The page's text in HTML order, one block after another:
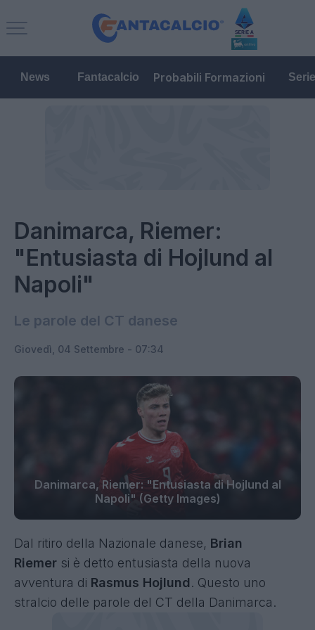
News Fantacalcio Probabili Formazioni
Danimarca, Riemer:
"Entusiasta di Hojlund al
Napoli"
Le parole del CT danese
Giovedì, 04 Settembre - 07:34
Danimarca, Riemer: "Entusiasta di Hojlund al
Napoli" (Getty Images)
Dal ritiro della Nazionale danese, Brian
Riemer si è detto entusiasta della nuova
avventura di Rasmus Hojlund. Questo uno
stralcio delle parole del CT della Danimarca.